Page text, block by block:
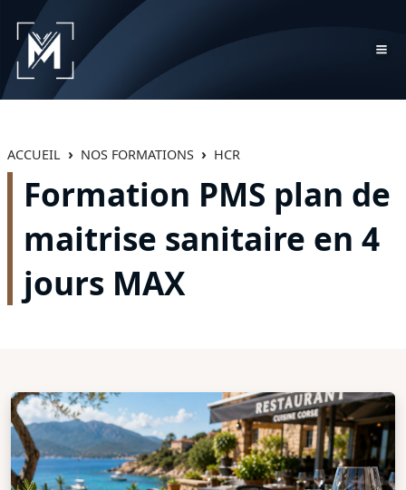
ACCUEIL NOS FORMATIONS HCR
Formation PMS plan de
maitrise sanitaire en 4
jours MAX